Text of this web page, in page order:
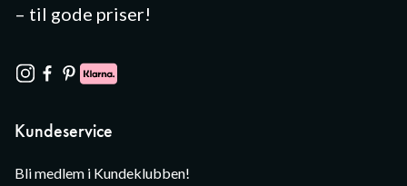
– til gode priser!
Kundeservice
Bli medlem i Kundeklubben!